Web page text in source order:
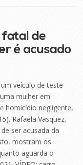
de
é acusado
veículo de teste
mulher em
homicídio negligente,
Rafaela Vasquez,
ser acusada da
mostram os
aguarda o